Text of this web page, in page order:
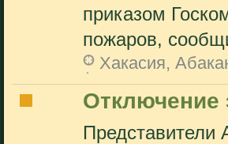
приказом
пожаров,
Хакасия,
Отключение
Представители